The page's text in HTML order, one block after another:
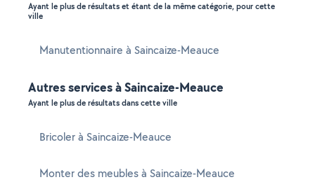
Ayant le plus de résultats et étant de la même catégorie, pour cette
ville
Manutentionnaire à Saincaize-Meauce
Autres services à Saincaize-Meauce
Ayant le plus de résultats dans cette ville
Bricoler à Saincaize-Meauce
Monter des meubles à Saincaize-Meauce